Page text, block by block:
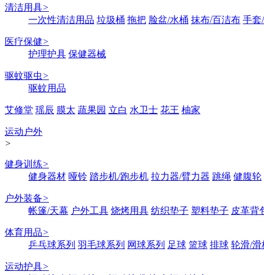
清洁用具>
一次性清洁用品 垃圾桶 拖把 脸盆/水桶 抹布/百洁布 手套
医疗保健>
护理护具 保健器械
驱蚊驱虫>
驱蚊用品
艾修堂 瑶辰 膜太 蔬果园 立白 水卫士 花王 柚家
运动户外
>
健身训练>
健身器材 哑铃 踏步机/跑步机 拉力器/臂力器 跳绳 健腹轮
户外装备>
帐篷/天幕 户外工具 烧烤用具 纺织垫子 塑料垫子 皮革背
体育用品>
乒乓球系列 羽毛球系列 网球系列 足球 篮球 排球 轮滑/滑
运动护具>